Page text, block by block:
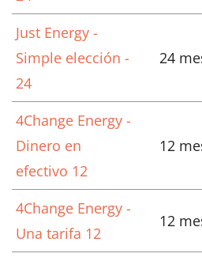
Just Energy -
Simple elección -
24
24
4Change Energy -
Dinero en
efectivo 12
12
4Change Energy -
Una tarifa 12
12